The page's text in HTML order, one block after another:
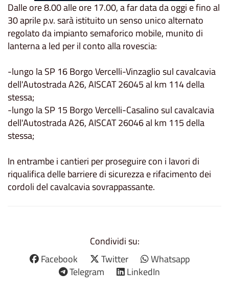
Dalle ore 8.00 alle ore 17.00, a far data da oggi e fino al
30 aprile p.v. sarà istituito un senso unico alternato
regolato da impianto semaforico mobile, munito di
lanterna a led per il conto alla rovescia:
-lungo la SP 16 Borgo Vercelli-Vinzaglio sul cavalcavia
dell'Autostrada A26, AISCAT 26045 al km 114 della
stessa;
-lungo la SP 15 Borgo Vercelli-Casalino sul cavalcavia
dell'Autostrada A26, AISCAT 26046 al km 115 della
stessa;
In entrambe i cantieri per proseguire con i lavori di
riqualifica delle barriere di sicurezza e rifacimento dei
cordoli del cavalcavia sovrappassante.
Condividi su:
Facebook
Twitter
Whatsapp
Telegram
LinkedIn